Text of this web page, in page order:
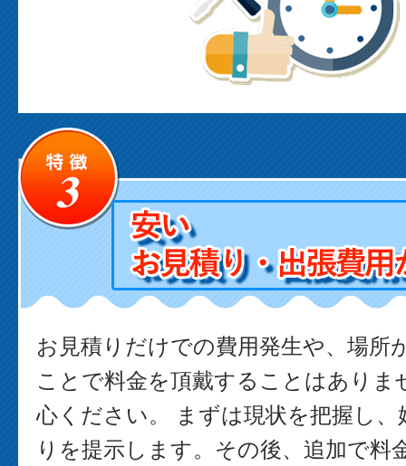
お見積りだけでの費用発生や、場所
ことで料金を頂戴することはありま
心ください。 まずは現状を把握し
りを提示します。その後、追加で料